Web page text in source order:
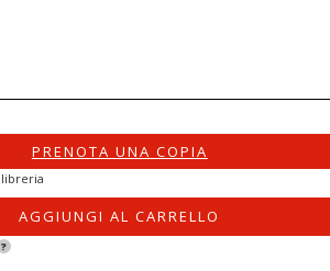
PRENOTA UNA COPIA
AGGIUNGI AL CARRELLO
?